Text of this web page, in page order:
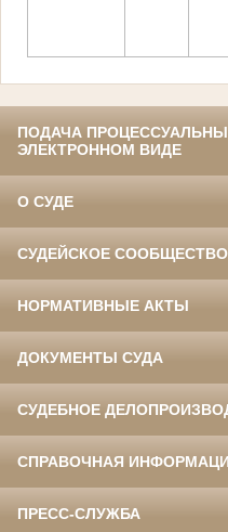
ПОДАЧА
ЭЛЕКТРОННОМ ВИДЕ
О СУДЕ
СУДЕЙСКОЕ СООБЩЕСТВО
НОРМАТИВНЫЕ АКТЫ
ДОКУМЕНТЫ СУДА
СУДЕБНОЕ
СПРАВОЧНАЯ
ПРЕСС-СЛУЖБА